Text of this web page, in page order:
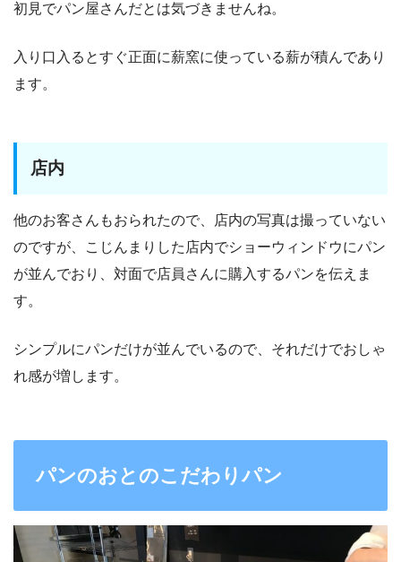
初見でパン屋さんだとは気づきませんね。
入り口入るとすぐ正面に薪窯に使っている薪が積んであり
ます。
店内
他のお客さんもおられたので、店内の写真は撮っていない
のですが、こじんまりした店内でショーウィンドウにパン
が並んでおり、対面で店員さんに購入するパンを伝えま
す。
シンプルにパンだけが並んでいるので、それだけでおしゃ
れ感が増します。
パンのおとのこだわりパン